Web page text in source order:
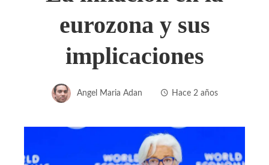
eurozona y sus
implicaciones
Angel Maria Adan Hace 2 años